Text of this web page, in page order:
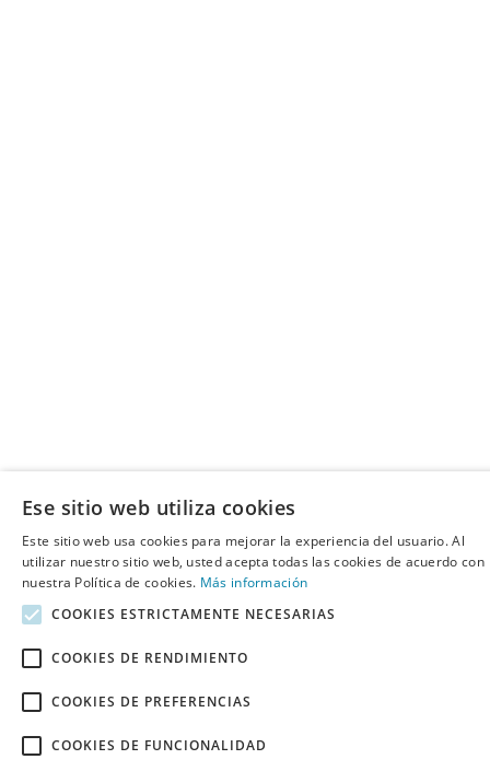
Ese sitio web utiliza cookies
Este sitio web usa cookies para mejorar la experiencia del usuario. Al
utilizar nuestro sitio web, usted acepta todas las cookies de acuerdo con
nuestra Política de cookies. Más información
COOKIES ESTRICTAMENTE NECESARIAS
COOKIES DE RENDIMIENTO
COOKIES DE PREFERENCIAS
COOKIES DE FUNCIONALIDAD